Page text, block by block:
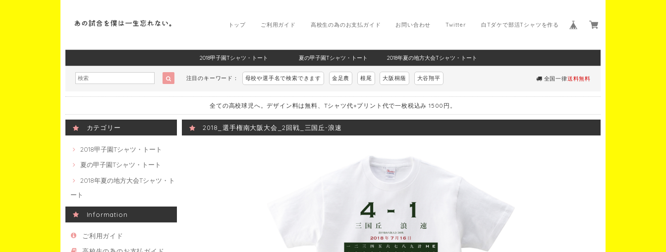
白Tダケで部活Tシャツを作る
Twitter
お問い合わせ
高校生の為のお支払ガイド
ご利用ガイド
トップ
2018甲子園Tシャツ・トート 夏の甲子園Tシャツ・トート 2018年夏の地方大会Tシャツ・トート
注目のキーワード： 母校や選手名で検索できます 金足農 根尾 大阪桐蔭 大谷翔平 全国一律送料無料
全ての高校球児へ。デザイン料は無料、Tシャツ代+プリント代で一枚税込み 1500円。
カテゴリー
2018甲子園Tシャツ・トート
夏の甲子園Tシャツ・トート
2018年夏の地方大会Tシャツ・ト
ート
Information
ご利用ガイド
2018_選手権南大阪大会_2回戦_三国丘-浪速